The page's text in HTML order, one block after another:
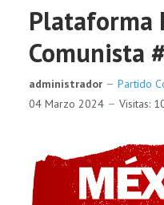
Plataforma
Comunista
administrador
Partido
04 Marzo 2024
Visitas: